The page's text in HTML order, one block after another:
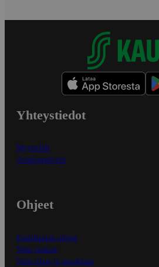
Yhteystiedot
Myymälät
Asiakaspalvelu
Ohjeet
Ensitilaajan ohjeet
Näin maksat
Näin tilaat ja muokkaat